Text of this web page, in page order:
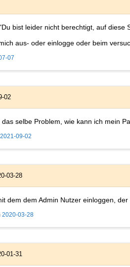
bist leider nicht berechtigt, auf diese
aus- oder einlogge oder beim
07
02
selbe Problem, wie kann ich mein
2021-09-02
03-28
dem dem Admin Nutzer einloggen,
2020-03-28
01-31